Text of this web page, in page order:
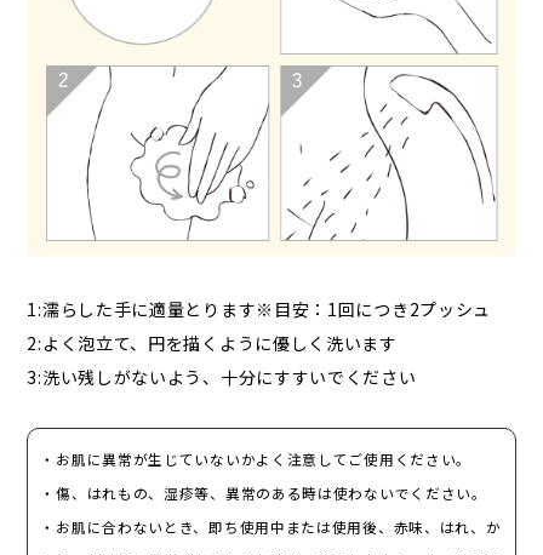
1:濡らした手に適量とります※目安：1回につき2プッシュ
2:よく泡立て、円を描くように優しく洗います
3:洗い残しがないよう、十分にすすいでください
・お肌に​異常が​生じていないか​よく​注意して​ご使用ください。
・傷、​はれもの、​湿疹等、​異常の​ある​時は​使わないでください。
・お肌に​合わない​とき、​即ち使用中または​使用後、​赤味、​はれ、​か